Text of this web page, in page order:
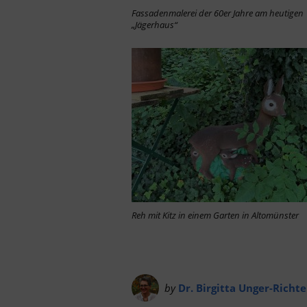
Fassadenmalerei der 60er Jahre am heutigen
„Jägerhaus“
Reh mit Kitz in einem Garten in Altomünster
by Dr. Birgitta Unger-